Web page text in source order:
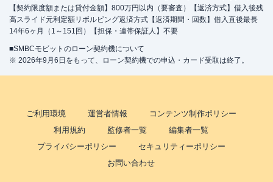
【契約限度額または貸付金額】800万円以内（要審査）【返済方式】借入後残
高スライド元利定額リボルビング返済方式【返済期間・回数】借入直後最長
14年6ヶ月（1～151回）【担保・連帯保証人】不要
■SMBCモビットのローン契約機について
※ 2026年9月6日をもって、ローン契約機での申込・カード受取は終了。
ご利用環境 運営者情報
コンテンツ制作ポリシー
利用規約
監修者一覧
編集者一覧
プライバシーポリシー
セキュリティーポリシー
お問い合わせ